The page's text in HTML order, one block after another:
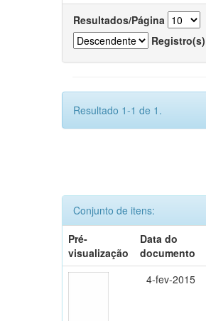
Resultados/Página
Registro(s)
Resultado 1-1 de 1.
Conjunto de itens:
Pré-
visualização
Data do
documento
4-fev-2015